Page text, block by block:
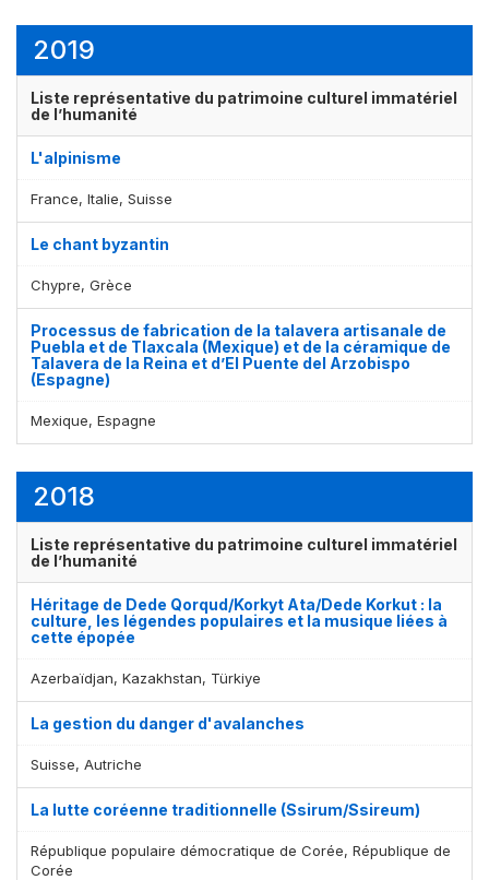
2019
Liste représentative du patrimoine culturel immatériel
de l’humanité
L'alpinisme
France, Italie, Suisse
Le chant byzantin
Chypre, Grèce
Processus de fabrication de la talavera artisanale de
Puebla et de Tlaxcala (Mexique) et de la céramique de
Talavera de la Reina et d’El Puente del Arzobispo
(Espagne)
Mexique, Espagne
2018
Liste représentative du patrimoine culturel immatériel
de l’humanité
Héritage de Dede Qorqud/Korkyt Ata/Dede Korkut : la
culture, les légendes populaires et la musique liées à
cette épopée
Azerbaïdjan, Kazakhstan, Türkiye
La gestion du danger d'avalanches
Suisse, Autriche
La lutte coréenne traditionnelle (Ssirum/Ssireum)
République populaire démocratique de Corée, République de
Corée